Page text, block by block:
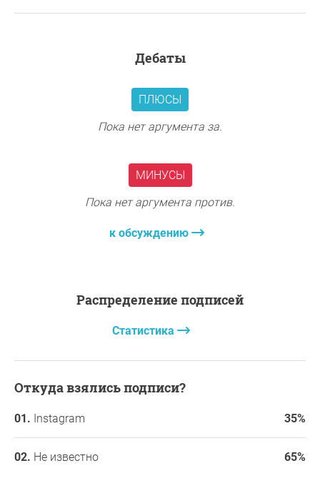
дебаты
ПЛЮСЫ
Пока нет аргумента за.
МИНУСЫ
Пока нет аргумента против.
к обсуждению
Распределение подписей
Статистика
Откуда взялись подписи?
Instagram 35%
Не известно 65%